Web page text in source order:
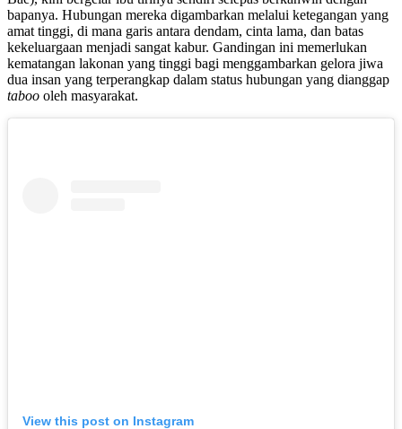
bapanya. Hubungan mereka digambarkan melalui ketegangan yang
amat tinggi, di mana garis antara dendam, cinta lama, dan batas
kekeluargaan menjadi sangat kabur. Gandingan ini memerlukan
kematangan lakonan yang tinggi bagi menggambarkan gelora jiwa
dua insan yang terperangkap dalam status hubungan yang dianggap
taboo oleh masyarakat.
View this post on Instagram